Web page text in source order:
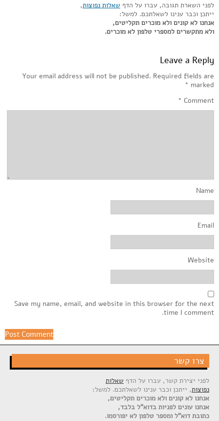
לפני השארת תגובה, עברו על הדף שאלות נפוצות,
ייתכן וכבר ענינו לשאלתכם. למשל:
אנחנו לא קונים ולא מוכרים תקליטים,
ולא מתקשרים למספרי טלפון לא מוכרים.
Leave a Reply
Your email address will not be published. Required fields are
marked
*
Comment
*
Name
Email
Website
Save my name, email, and website in this browser for the next
time I comment.
צרו קשר
לפני יצירת קשר, עברו על הדף שאלות
נפוצות, ייתכן וכבר ענינו לשאלתכם. למשל:
אנחנו לא קונים ולא מוכרים תקליטים,
אנחנו עונים לפניות בדוא"ל בלבד,
כתובת דוא"ל ומספר טלפון לא יפורסמו.